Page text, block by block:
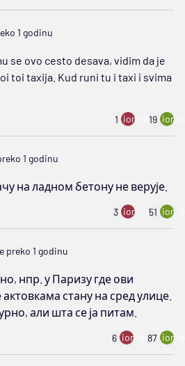
1 godinu
se ovo cesto desava, vidim da je
toi taxija. Kud runi tu i taxi i svima
1 ion:minus
19
1 godinu
на ладном бетону не верује.
3 ion:minus
51
preko 1 godinu
нпр. у Паризу где ови
стану на сред улице.
али шта се ја питам.
6 ion:minus
87